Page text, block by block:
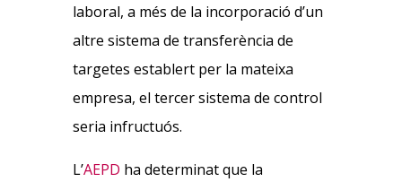
laboral, a més de la incorporació d’un
altre sistema de transferència de
targetes establert per la mateixa
empresa, el tercer sistema de control
seria infructuós.
L’AEPD ha determinat que la